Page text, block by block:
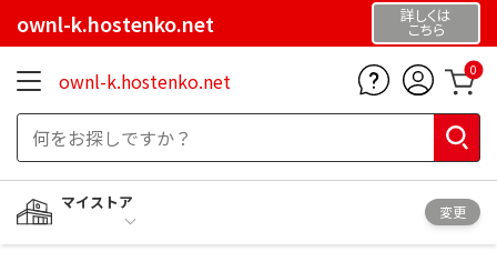
ownl-k.hostenko.net 詳しくは
こちら
ownl-k.hostenko.net 0
マイストア
変更